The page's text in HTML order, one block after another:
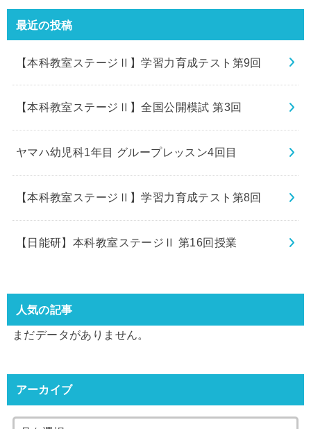
最近の投稿
【本科教室ステージⅡ】学習力育成テスト第9回
【本科教室ステージⅡ】全国公開模試 第3回
ヤマハ幼児科1年目 グループレッスン4回目
【本科教室ステージⅡ】学習力育成テスト第8回
【日能研】本科教室ステージⅡ 第16回授業
人気の記事
まだデータがありません。
アーカイブ